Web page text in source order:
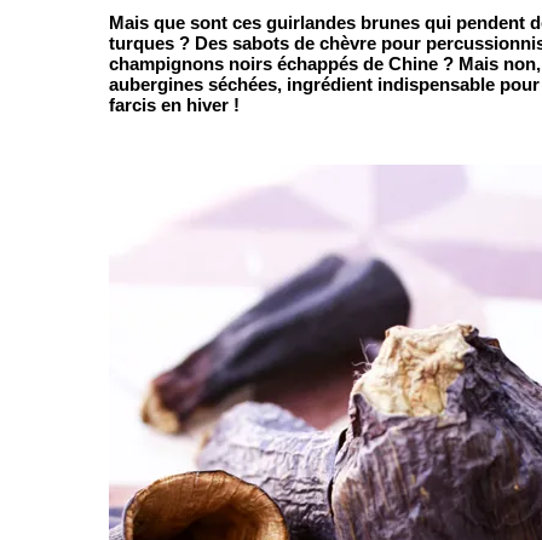
Mais que sont ces guirlandes brunes qui pendent
turques ? Des sabots de chèvre pour
champignons noirs échappés de Chine ? Mais
aubergines séchées, ingrédient indispensable
farcis en hiver !